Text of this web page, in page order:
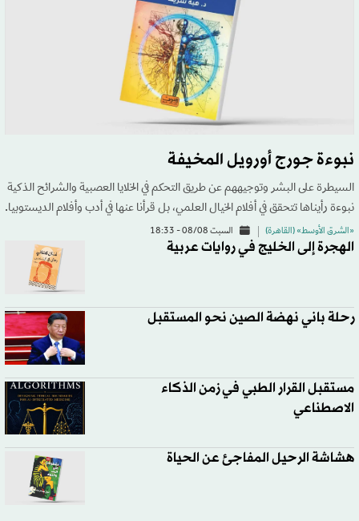
نبوءة جورج أورويل المخيفة
السيطرة على البشر وتوجيههم عن طريق التحكم في الخلايا العصبية والشرائح الذكية
نبوءة رأيناها تتحقق في أفلام الخيال العلمي، بل قرأنا عنها في أدب وأفلام الديستوبيا.
«الشرق الأوسط» (القاهرة) السبت 08/08 - 18:33
الهجرة إلى الخليج في روايات عربية
رحلة باني نهضة الصين نحو المستقبل
مستقبل القرار الطبي في زمن الذكاء
الاصطناعي
هشاشة الرحيل المفاجئ عن الحياة